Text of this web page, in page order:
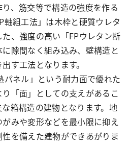
、筋交等で構造の強度を作る
軸組工法」は木枠と硬質ウレタ
、強度の高い「FPウレタン断
隙間なく組み込み、壁構造と
す工法となります。
パネル」という耐力面で優れた
「面」としての支えがあるこ
箱構造の建物となります。地
みや変形などを最小限に抑え
を備えた建物ができあがりま